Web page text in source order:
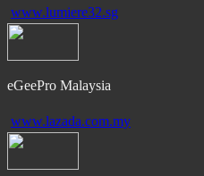
www.lumiere32.sg
eGeePro Malaysia
www.lazada.com.my